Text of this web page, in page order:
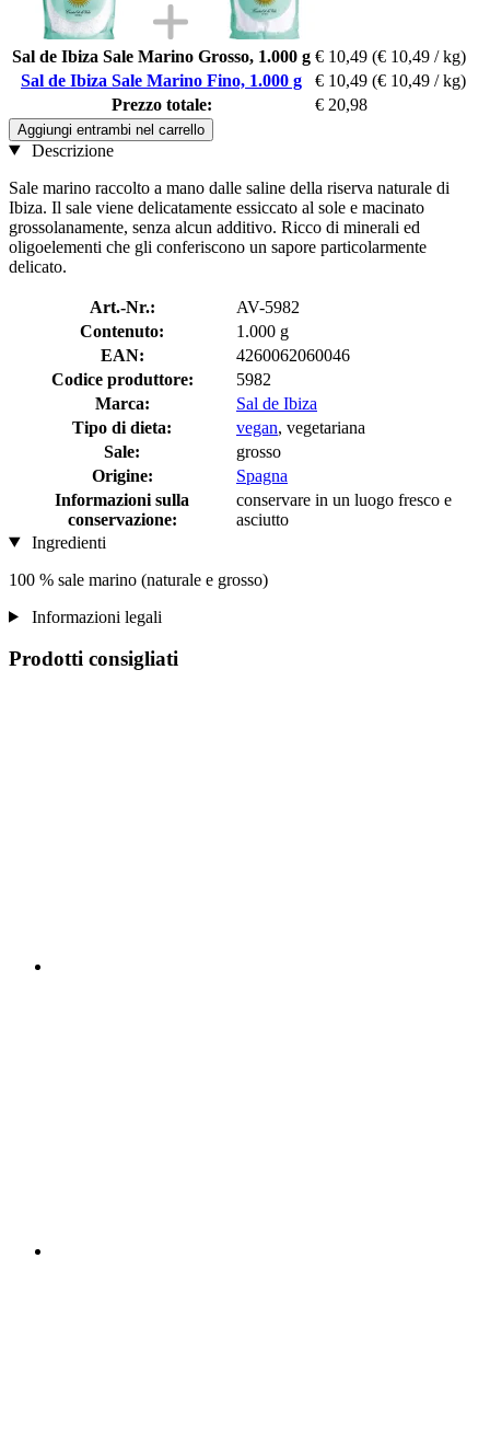
Sal de Ibiza Sale Marino Grosso, 1.000 g € 10,49 (€ 10,49 / kg)
Sal de Ibiza Sale Marino Fino, 1.000 g
€ 10,49 (€ 10,49 / kg)
Prezzo totale:
€ 20,98
Aggiungi entrambi nel carrello
Descrizione
Sale marino raccolto a mano dalle saline della riserva naturale di
Ibiza. Il sale viene delicatamente essiccato al sole e macinato
grossolanamente, senza alcun additivo. Ricco di minerali ed
oligoelementi che gli conferiscono un sapore particolarmente
delicato.
Art.-Nr.:
AV-5982
Contenuto:
1.000 g
EAN:
4260062060046
Codice produttore:
5982
Marca:
Sal de Ibiza
Tipo di dieta:
vegan, vegetariana
Sale:
grosso
Origine:
Spagna
Informazioni sulla
conservazione:
conservare in un luogo fresco e
asciutto
Ingredienti
100 % sale marino (naturale e grosso)
Informazioni legali
Prodotti consigliati